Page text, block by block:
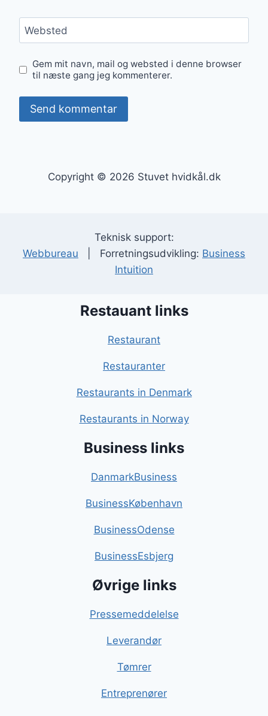
Websted
Gem mit navn, mail og websted i denne browser
til næste gang jeg kommenterer.
Copyright © 2026 Stuvet hvidkål.dk
Teknisk support:
Webbureau | Forretningsudvikling: Business
Intuition
Restauant links
Restaurant
Restauranter
Restaurants in Denmark
Restaurants in Norway
Business links
DanmarkBusiness
BusinessKøbenhavn
BusinessOdense
BusinessEsbjerg
Øvrige links
Pressemeddelelse
Leverandør
Tømrer
Entreprenører